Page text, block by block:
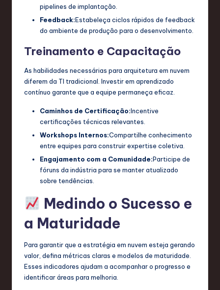
pipelines de implantação.
Feedback:Estabeleça ciclos rápidos de feedback
do ambiente de produção para o desenvolvimento.
Treinamento e Capacitação
As habilidades necessárias para arquitetura em nuvem
diferem da TI tradicional. Investir em aprendizado
contínuo garante que a equipe permaneça eficaz.
Caminhos de Certificação:Incentive
certificações técnicas relevantes.
Workshops Internos:Compartilhe conhecimento
entre equipes para construir expertise coletiva.
Engajamento com a Comunidade:Participe de
fóruns da indústria para se manter atualizado
sobre tendências.
Medindo o Sucesso e
a Maturidade
Para garantir que a estratégia em nuvem esteja gerando
valor, defina métricas claras e modelos de maturidade.
Esses indicadores ajudam a acompanhar o progresso e
identificar áreas para melhoria.